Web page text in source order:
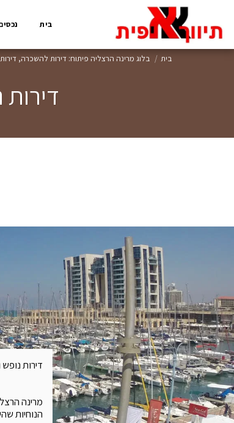
בית
בית בלוג מרינה הרצליה פיתוח: דירות להשכרה,
דירות
מרינה
הנוחיות